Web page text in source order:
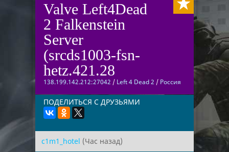
Valve Left4Dead
2 Falkenstein
Server
(srcds1003-fsn-
hetz.421.28
138.199.142.212:27042 / Left 4 Dead 2 / Россия
ПОДЕЛИТЬСЯ С ДРУЗЬЯМИ
c1m1_hotel (Час назад)